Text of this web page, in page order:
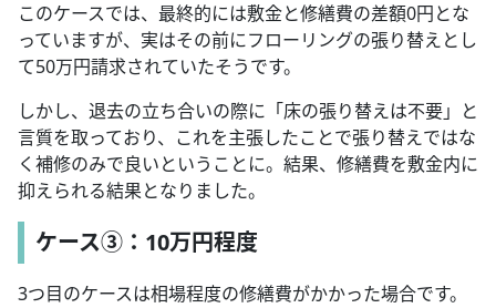
このケースでは、最終的には敷金と修繕費の差額0円とな
っていますが、実はその前にフローリングの張り替えとし
て50万円請求されていたそうです。
しかし、退去の立ち合いの際に「床の張り替えは不要」と
言質を取っており、これを主張したことで張り替えではな
く補修のみで良いということに。結果、修繕費を敷金内に
抑えられる結果となりました。
ケース③：10万円程度
3つ目のケースは相場程度の修繕費がかかった場合です。